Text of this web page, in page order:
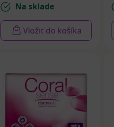
Na sklade
Vložiť do košíka